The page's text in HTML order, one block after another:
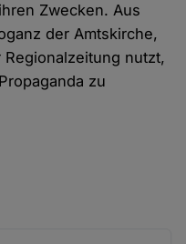
Zwecken. Aus
der Amtskirche,
nutzt,
zu